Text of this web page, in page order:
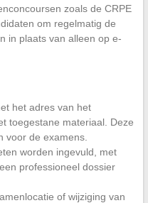
zoals de CRPE
om regelmatig de
in plaats van alleen op e-
het adres van het
toegestane materiaal. Deze
voor de examens.
worden ingevuld, met
professioneel dossier
of wijziging van